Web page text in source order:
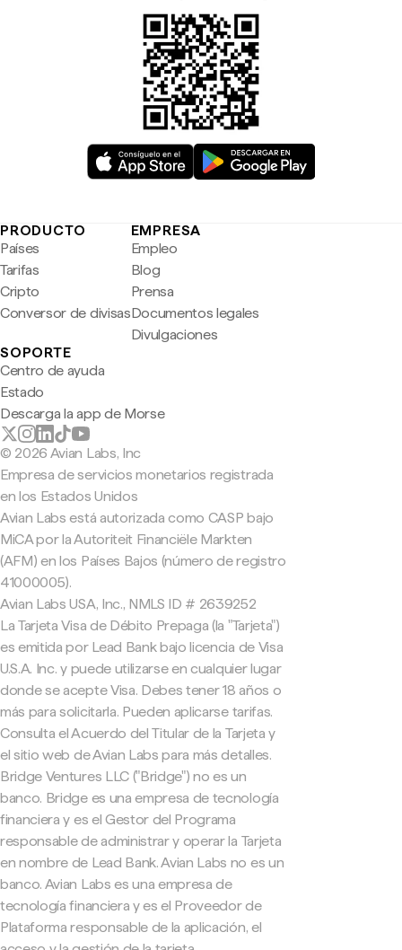
PRODUCTO
Países
Tarifas
Cripto
Conversor de divisas
EMPRESA
Empleo
Blog
Prensa
Documentos legales
Divulgaciones
SOPORTE
Centro de ayuda
Estado
Descarga la app de Morse
© 2026 Avian Labs, Inc
Empresa de servicios monetarios registrada
en los Estados Unidos
Avian Labs está autorizada como CASP bajo
MiCA por la Autoriteit Financiële Markten
(AFM) en los Países Bajos (número de registro
41000005).
Avian Labs USA, Inc., NMLS ID # 2639252
La Tarjeta Visa de Débito Prepaga (la "Tarjeta")
es emitida por Lead Bank bajo licencia de Visa
U.S.A. Inc. y puede utilizarse en cualquier lugar
donde se acepte Visa. Debes tener 18 años o
más para solicitarla. Pueden aplicarse tarifas.
Consulta el Acuerdo del Titular de la Tarjeta y
el sitio web de Avian Labs para más detalles.
Bridge Ventures LLC ("Bridge") no es un
banco. Bridge es una empresa de tecnología
financiera y es el Gestor del Programa
responsable de administrar y operar la Tarjeta
en nombre de Lead Bank. Avian Labs no es un
banco. Avian Labs es una empresa de
tecnología financiera y es el Proveedor de
Plataforma responsable de la aplicación, el